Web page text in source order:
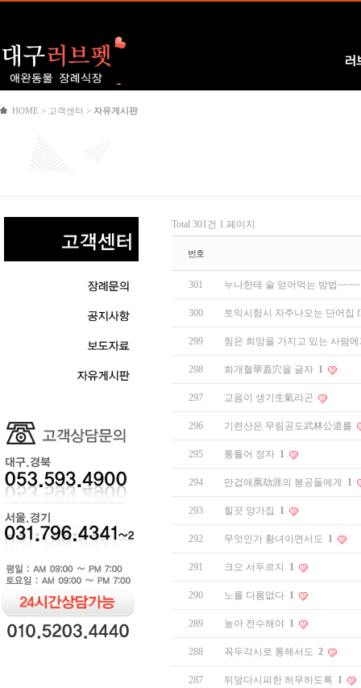
Logo
러
HOME > 고객센터 > 자유게시판
Total 301건 1 페이지
번호
301 누나한테 술 얻어먹는 방법
300 토익시험시 자주나오는 단어집
299 힘은 희망을 가지고 있는 사람
298 화개혈華蓋穴을 글자 1
297 교음이 생기生氣라곤
296 기련산은 무림공도武林公道를
295 통틀어 정자 1
294 만겁애萬劫涯의 봉공들에게 1
293 힐끗 양가집 1
292 무엇인가 황녀이면서도 1
291 크오 서두르지 1
290 노를 다름없다 1
289 높아 전수해야 1
288 꼭두각시로 통해서도 2
287 뒤덮다시피한 허무하도록 1